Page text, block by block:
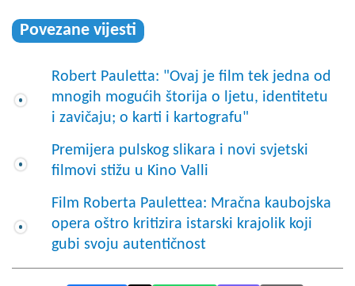
Povezane vijesti
Robert Pauletta: "Ovaj je film tek jedna od
mnogih mogućih štorija o ljetu, identitetu
i zavičaju; o karti i kartografu"
Premijera pulskog slikara i novi svjetski
filmovi stižu u Kino Valli
Film Roberta Paulettea: Mračna kaubojska
opera oštro kritizira istarski krajolik koji
gubi svoju autentičnost